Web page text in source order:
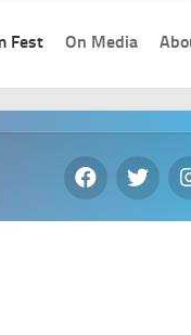
Fest On Media